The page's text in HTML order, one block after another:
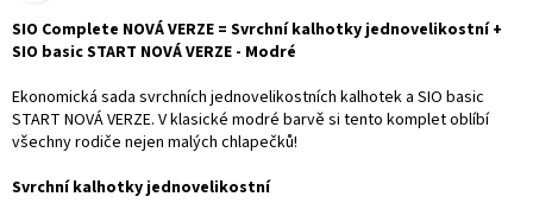
SIO Complete NOVÁ VERZE = Svrchní kalhotky jednovelikostní +
SIO basic START NOVÁ VERZE - Modré
Ekonomická sada svrchních jednovelikostních kalhotek a SIO basic
START NOVÁ VERZE. V klasické modré barvě si tento komplet oblíbí
všechny rodiče nejen malých chlapečků!
Svrchní kalhotky jednovelikostní